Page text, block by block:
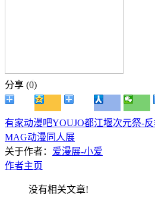
分享 (0)
有家动漫吧YOUJO都江堰次元祭-
MAG动漫同人展
关于作者： 爱漫展-小爱
作者主页
没有相关文章!